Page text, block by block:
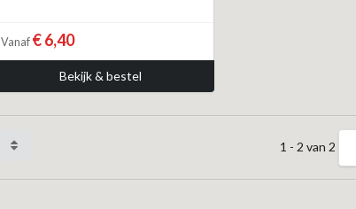
Vanaf € 6,40
Bekijk & bestel
1 - 2 van 2